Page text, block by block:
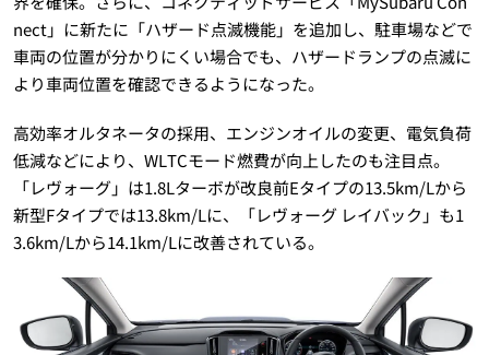
nect」に新たに「ハザード点滅機能」を追加し、駐車場などで
車両の位置が分かりにくい場合でも、ハザードランプの点滅に
より車両位置を確認できるようになった。
高効率オルタネータの採用、エンジンオイルの変更、電気負荷
低減などにより、WLTCモード燃費が向上したのも注目点。
「レヴォーグ」は1.8Lターボが改良前Eタイプの13.5km/Lから
新型Fタイプでは13.8km/Lに、「レヴォーグ レイバック」も1
3.6km/Lから14.1km/Lに改善されている。